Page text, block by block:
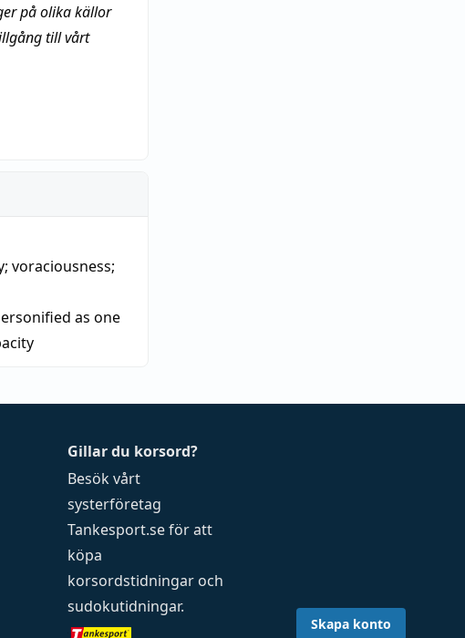
på olika källor
till vårt
; voraciousness;
as one
Gillar du korsord?
Besök vårt
systerföretag
Tankesport.seför att
köpa
korsordstidningar och
sudokutidningar.
Skapa konto